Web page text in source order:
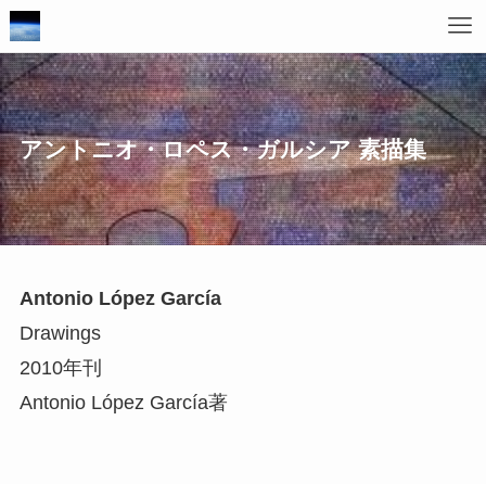
アントニオ・ロペス・ガルシア 素描集
Antonio López García
Drawings
2010年刊
Antonio López García著